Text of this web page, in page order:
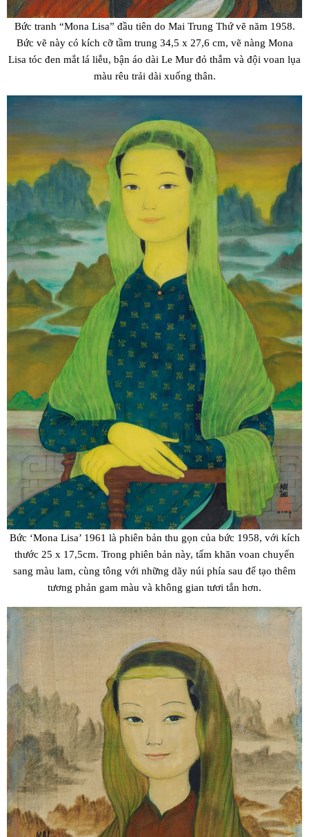
Bức tranh “Mona Lisa” đầu tiên do Mai Trung Thứ vẽ năm 1958.
Bức vẽ này có kích cỡ tầm trung 34,5 x 27,6 cm, vẽ nàng Mona
Lisa tóc đen mắt lá liễu, bận áo dài Le Mur đỏ thẫm và đội voan lụa
màu rêu trải dài xuống thân.
Bức ‘Mona Lisa’ 1961 là phiên bản thu gọn của bức 1958, với kích
thước 25 x 17,5cm. Trong phiên bản này, tấm khăn voan chuyển
sang màu lam, cùng tông với những dãy núi phía sau để tạo thêm
tương phản gam màu và không gian tươi tắn hơn.